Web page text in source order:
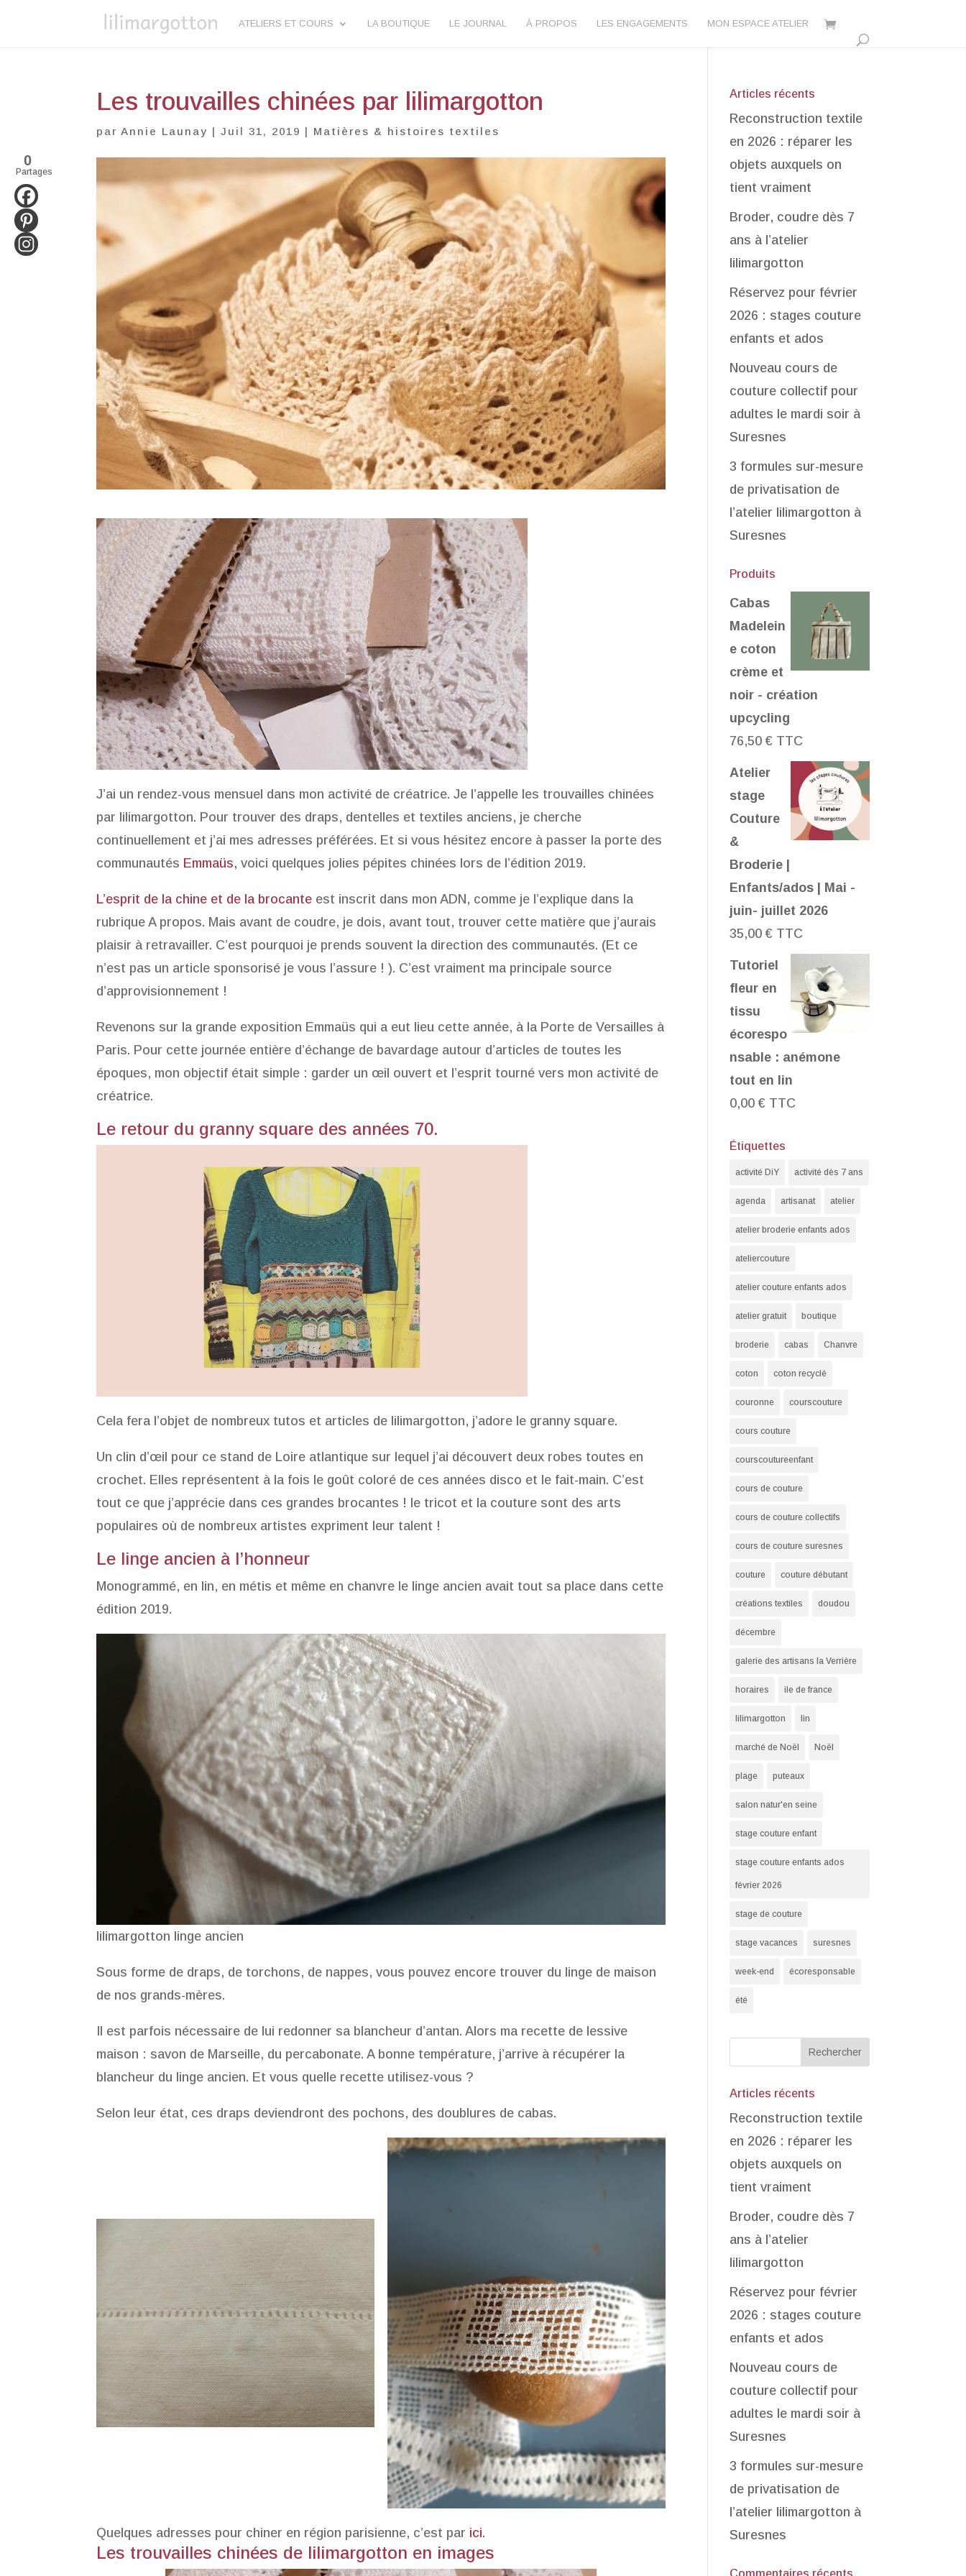
ATELIERS ET COURS LA BOUTIQUE LE JOURNAL À PROPOS LES ENGAGEMENTS MON ESPACE ATELIER
Les trouvailles chinées par lilimargotton
parAnnie Launay |Juil 31, 2019 | Matières & histoires textiles
J’ai un rendez-vous mensuel dans mon activité de créatrice. Je l’appelle les trouvailles chinées
par lilimargotton. Pour trouver des draps, dentelles et textiles anciens, je cherche
continuellement et j’ai mes adresses préférées. Et si vous hésitez encore à passer la porte des
communautés Emmaüs, voici quelques jolies pépites chinées lors de l’édition 2019.
L’esprit de la chine et de la brocante est inscrit dans mon ADN, comme je l’explique dans la
rubrique A propos. Mais avant de coudre, je dois, avant tout, trouver cette matière que j’aurais
plaisir à retravailler. C’est pourquoi je prends souvent la direction des communautés. (Et ce
n’est pas un article sponsorisé je vous l’assure ! ). C’est vraiment ma principale source
d’approvisionnement !
Revenons sur la grande exposition Emmaüs qui a eut lieu cette année, à la Porte de Versailles à
Paris. Pour cette journée entière d’échange de bavardage autour d’articles de toutes les
époques, mon objectif était simple : garder un œil ouvert et l’esprit tourné vers mon activité de
créatrice.
Le retour du granny square des années 70.
Cela fera l’objet de nombreux tutos et articles de lilimargotton, j’adore le granny square.
Un clin d’œil pour ce stand de Loire atlantique sur lequel j’ai découvert deux robes toutes en
crochet. Elles représentent à la fois le goût coloré de ces années disco et le fait-main. C’est
tout ce que j’apprécie dans ces grandes brocantes ! le tricot et la couture sont des arts
populaires où de nombreux artistes expriment leur talent !
Le linge ancien à l’honneur
Monogrammé, en lin, en métis et même en chanvre le linge ancien avait tout sa place dans cette
édition 2019.
lilimargotton linge ancien
Sous forme de draps, de torchons, de nappes, vous pouvez encore trouver du linge de maison
de nos grands-mères.
Il est parfois nécessaire de lui redonner sa blancheur d’antan. Alors ma recette de lessive
maison : savon de Marseille, du percabonate. A bonne température, j’arrive à récupérer la
blancheur du linge ancien. Et vous quelle recette utilisez-vous ?
Selon leur état, ces draps deviendront des pochons, des doublures de cabas.
Quelques adresses pour chiner en région parisienne, c’est par ici.
Les trouvailles chinées de lilimargotton en images
0
Partages
Articles récents
Reconstruction textile
en 2026 : réparer les
objets auxquels on
tient vraiment
Broder, coudre dès 7
ans à l’atelier
lilimargotton
Réservez pour février
2026 : stages couture
enfants et ados
Nouveau cours de
couture collectif pour
adultes le mardi soir à
Suresnes
3 formules sur-mesure
de privatisation de
l’atelier lilimargotton à
Suresnes
Produits
Cabas
Madelein
e coton
crème et
noir - création
upcycling
76,50€ TTC
Atelier
stage
Couture
&
Broderie |
Enfants/ados | Mai -
juin- juillet 2026
35,00€ TTC
Tutoriel
fleur en
tissu
écorespo
nsable : anémone
tout en lin
0,00€ TTC
Étiquettes
activité DiY activité dès 7 ans
agenda artisanat atelier
atelier broderie enfants ados
ateliercouture
atelier couture enfants ados
atelier gratuit boutique
broderie cabas Chanvre
coton coton recyclé
couronne courscouture
cours couture
courscoutureenfant
cours de couture
cours de couture collectifs
cours de couture suresnes
couture couture débutant
créations textiles doudou
décembre
galerie des artisans la Verrière
horaires ile de france
lilimargotton lin
marché de Noël Noël
plage puteaux
salon natur'en seine
stage couture enfant
stage couture enfants ados
février 2026
stage de couture
stage vacances suresnes
week-end écoresponsable
été
Articles récents
Reconstruction textile
en 2026 : réparer les
objets auxquels on
tient vraiment
Broder, coudre dès 7
ans à l’atelier
lilimargotton
Réservez pour février
2026 : stages couture
enfants et ados
Nouveau cours de
couture collectif pour
adultes le mardi soir à
Suresnes
3 formules sur-mesure
de privatisation de
l’atelier lilimargotton à
Suresnes
Commentaires récents